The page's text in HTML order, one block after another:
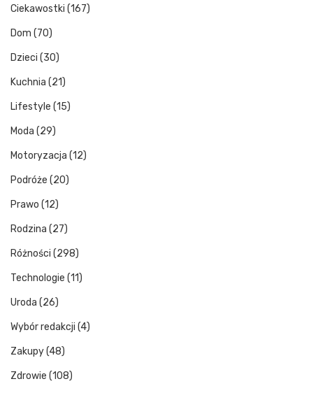
Ciekawostki (167)
Dom (70)
Dzieci (30)
Kuchnia (21)
Lifestyle (15)
Moda (29)
Motoryzacja (12)
Podróże (20)
Prawo (12)
Rodzina (27)
Różności (298)
Technologie (11)
Uroda (26)
Wybór redakcji (4)
Zakupy(48)
Zdrowie (108)